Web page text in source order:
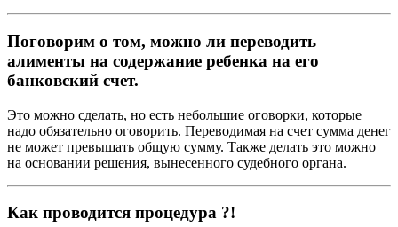
Поговорим о том, можно ли переводить
алименты на содержание ребенка на его
банковский счет.
Это можно сделать, но есть небольшие оговорки, которые
надо обязательно оговорить. Переводимая на счет сумма денег
не может превышать общую сумму. Также делать это можно
на основании решения, вынесенного судебного органа.
Как проводится процедура ?!